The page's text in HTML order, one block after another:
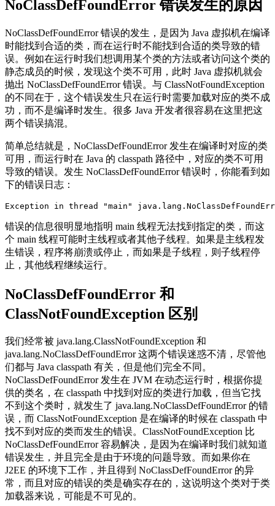
NoClassDefFoundError 错误发生的原因
NoClassDefFoundError 错误的发生，是因为 Java 虚拟机在编译
时能找到合适的类，而在运行时不能找到合适的类导致的错
误。例如在运行时我们想调用某个类的方法或者访问这个类的
静态成员的时候，发现这个类不可用，此时 Java 虚拟机就会
抛出 NoClassDefFoundError 错误。与 ClassNotFoundException
的不同在于，这个错误发生只在运行时需要加载对应的类不成
功，而不是编译时发生。很多 Java 开发者很容易在这里把这
两个错误搞混。
简单总结就是，NoClassDefFoundError 发生在编译时对应的类
可用，而运行时在 Java 的 classpath 路径中，对应的类不可用
导致的错误。发生 NoClassDefFoundError 错误时，你能看到如
下的错误日志：
错误的信息很明显地指明 main 线程无法找到指定的类，而这
个 main 线程可能时主线程或者其他子线程。如果是主线程发
生错误，程序将崩溃或停止，而如果是子线程，则子线程停
止，其他线程继续运行。
NoClassDefFoundError 和
ClassNotFoundException 区别
我们经常被 java.lang.ClassNotFoundException 和
java.lang.NoClassDefFoundError 这两个错误迷惑不清，尽管他
们都与 Java classpath 有关，但是他们完全不同。
NoClassDefFoundError 发生在 JVM 在动态运行时，根据你提
供的类名，在 classpath 中找到对应的类进行加载，但当它找
不到这个类时，就发生了 java.lang.NoClassDefFoundError 的错
误，而 ClassNotFoundException 是在编译的时候在 classpath 中
找不到对应的类而发生的错误。ClassNotFoundException 比
NoClassDefFoundError 容易解决，是因为在编译时我们就知道
错误发生，并且完全是由于环境的问题导致。而如果你在
J2EE 的环境下工作，并且得到 NoClassDefFoundError 的异
常，而且对应的错误的类是确实存在的，这说明这个类对于类
加载器来说，可能是不可见的。